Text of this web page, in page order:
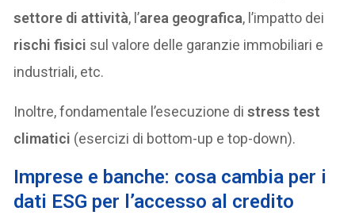
settore di attività, l’area geografica, l’impatto dei
rischi fisici sul valore delle garanzie immobiliari e
industriali, etc.
Inoltre, fondamentale l’esecuzione distress test
climatici (esercizi di bottom-up e top-down).
Imprese e banche: cosa cambia per i
dati ESG per l’accesso al credito